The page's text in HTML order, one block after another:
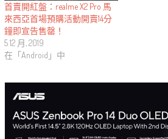
首賣開紅盤：realme X2 Pro 馬
來西亞首場預購活動開賣14分
鐘即宣告售罄！
5 12 月, 2019
在「Android」中